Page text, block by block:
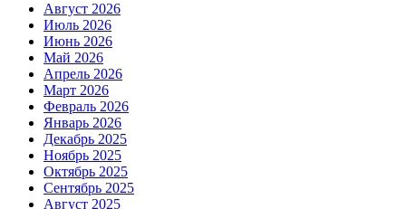
Август 2026
Июль 2026
Июнь 2026
Май 2026
Апрель 2026
Март 2026
Февраль 2026
Январь 2026
Декабрь 2025
Ноябрь 2025
Октябрь 2025
Сентябрь 2025
Август 2025